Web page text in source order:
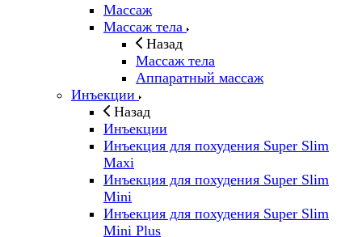
Массаж
Массаж тела
Назад
Массаж тела
Аппаратный массаж
Инъекции
Назад
Инъекции
Инъекция для похудения Super Slim
Maxi
Инъекция для похудения Super Slim
Mini
Инъекция для похудения Super Slim
Mini Plus